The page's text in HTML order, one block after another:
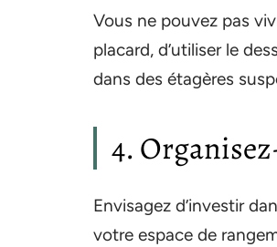
Vous ne pouvez pas
placard, d’utiliser le
dans des étagères
4.
Envisagez d’investir
votre espace de